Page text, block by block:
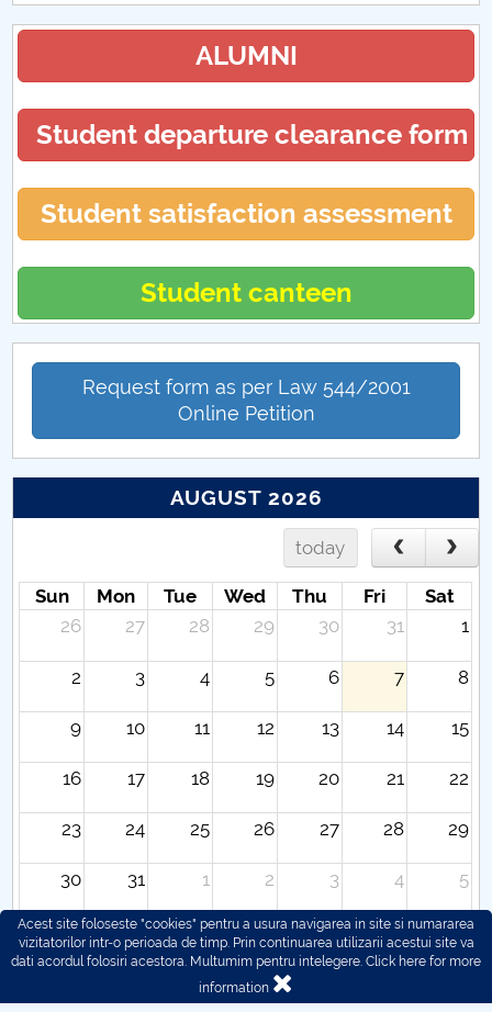
ALUMNI
Student departure clearance form
Student satisfaction assessment
Student canteen
Request form as per Law 544/2001
Online Petition
AUGUST 2026
today
Sun Mon Tue Wed Thu Fri
Sat
26
27 28 29 30 31 1
2 3 4 5 6 7 8
9 10 11 12 13 14 15
16 17 18 19 20 21 22
23 24 25 26 27 28 29
30 31 1 2 3 4 5
Acest site foloseste "cookies" pentru a usura navigarea in site si numararea
vizitatorilor intr-o perioada de timp. Prin continuarea utilizarii acestui site va
dati acordul folosiri acestora. Multumim pentru intelegere. Click here for more
information